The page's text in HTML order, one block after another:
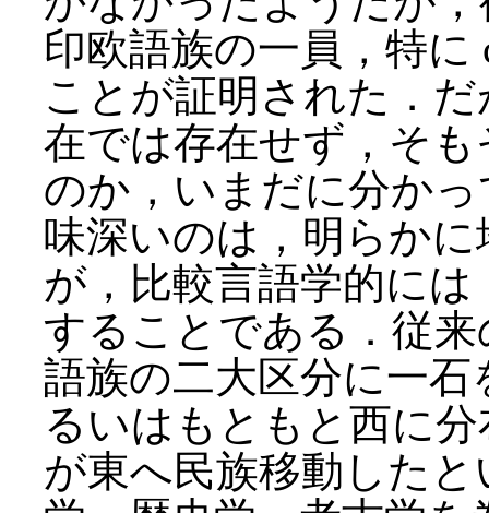
印欧語族の一員，特に
ことが証明された．
在では存在せず，そ
のか，いまだに分か
味深いのは，明らか
が，比較言語学的には
することである．従来
語族の二大区分に一
るいはもともと西に
が東へ民族移動した